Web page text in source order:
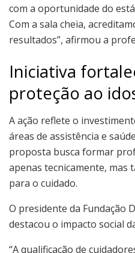
com a oportunidade do
Com a sala cheia,
resultados”, afirmou a
Iniciativa
proteção ao
A ação reflete o
áreas de assistência e
proposta busca formar
apenas tecnicamente, mas
para o cuidado.
O presidente da Fundação
destacou o impacto social
“A qualificação de